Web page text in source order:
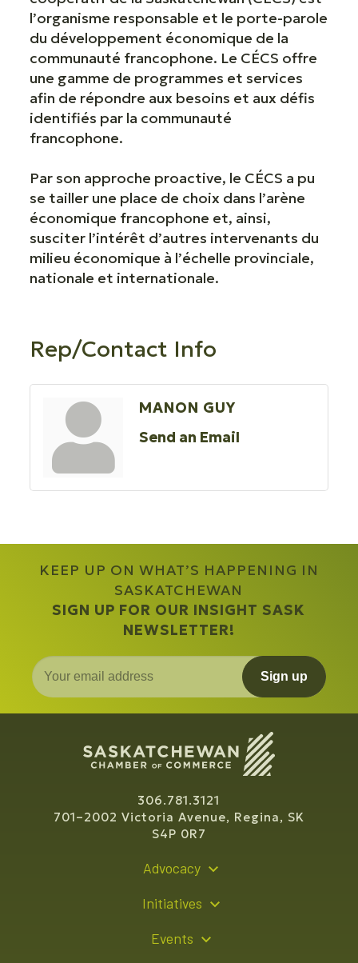
l’organisme responsable et le porte-parole
du développement économique de la
communauté francophone. Le CÉCS offre
une gamme de programmes et services
afin de répondre aux besoins et aux défis
identifiés par la communauté
francophone.
Par son approche proactive, le CÉCS a pu
se tailler une place de choix dans l’arène
économique francophone et, ainsi,
susciter l’intérêt d’autres intervenants du
milieu économique à l’échelle provinciale,
nationale et internationale.
Rep/Contact Info
MANON GUY
Send an Email
KEEP UP ON WHAT’S HAPPENING IN
SASKATCHEWAN
SIGN UP FOR OUR INSIGHT SASK
NEWSLETTER!
Sign up
306.781.3121
701–2002 Victoria Avenue, Regina, SK
S4P 0R7
Advocacy
Initiatives
Events